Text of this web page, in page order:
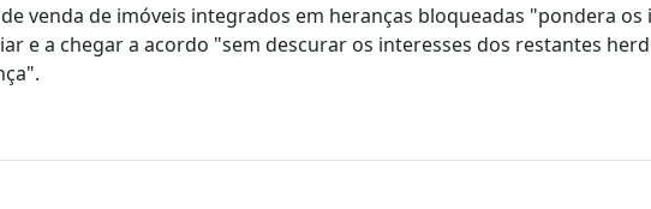
venda de imóveis integrados em heranças bloqueadas "pondera os
e a chegar a acordo "sem descurar os interesses dos restantes